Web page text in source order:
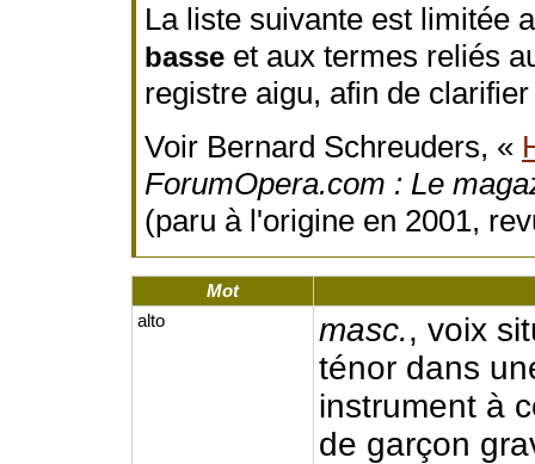
La liste suivante est limitée
basseet aux termes reliés
registre aigu, afin de
Voir Bernard Schreuders, «
ForumOpera.com : Le
(paru à l'origine en 2001,
Mot
alto
masc., voix
ténor dans
instrument à
de garçon